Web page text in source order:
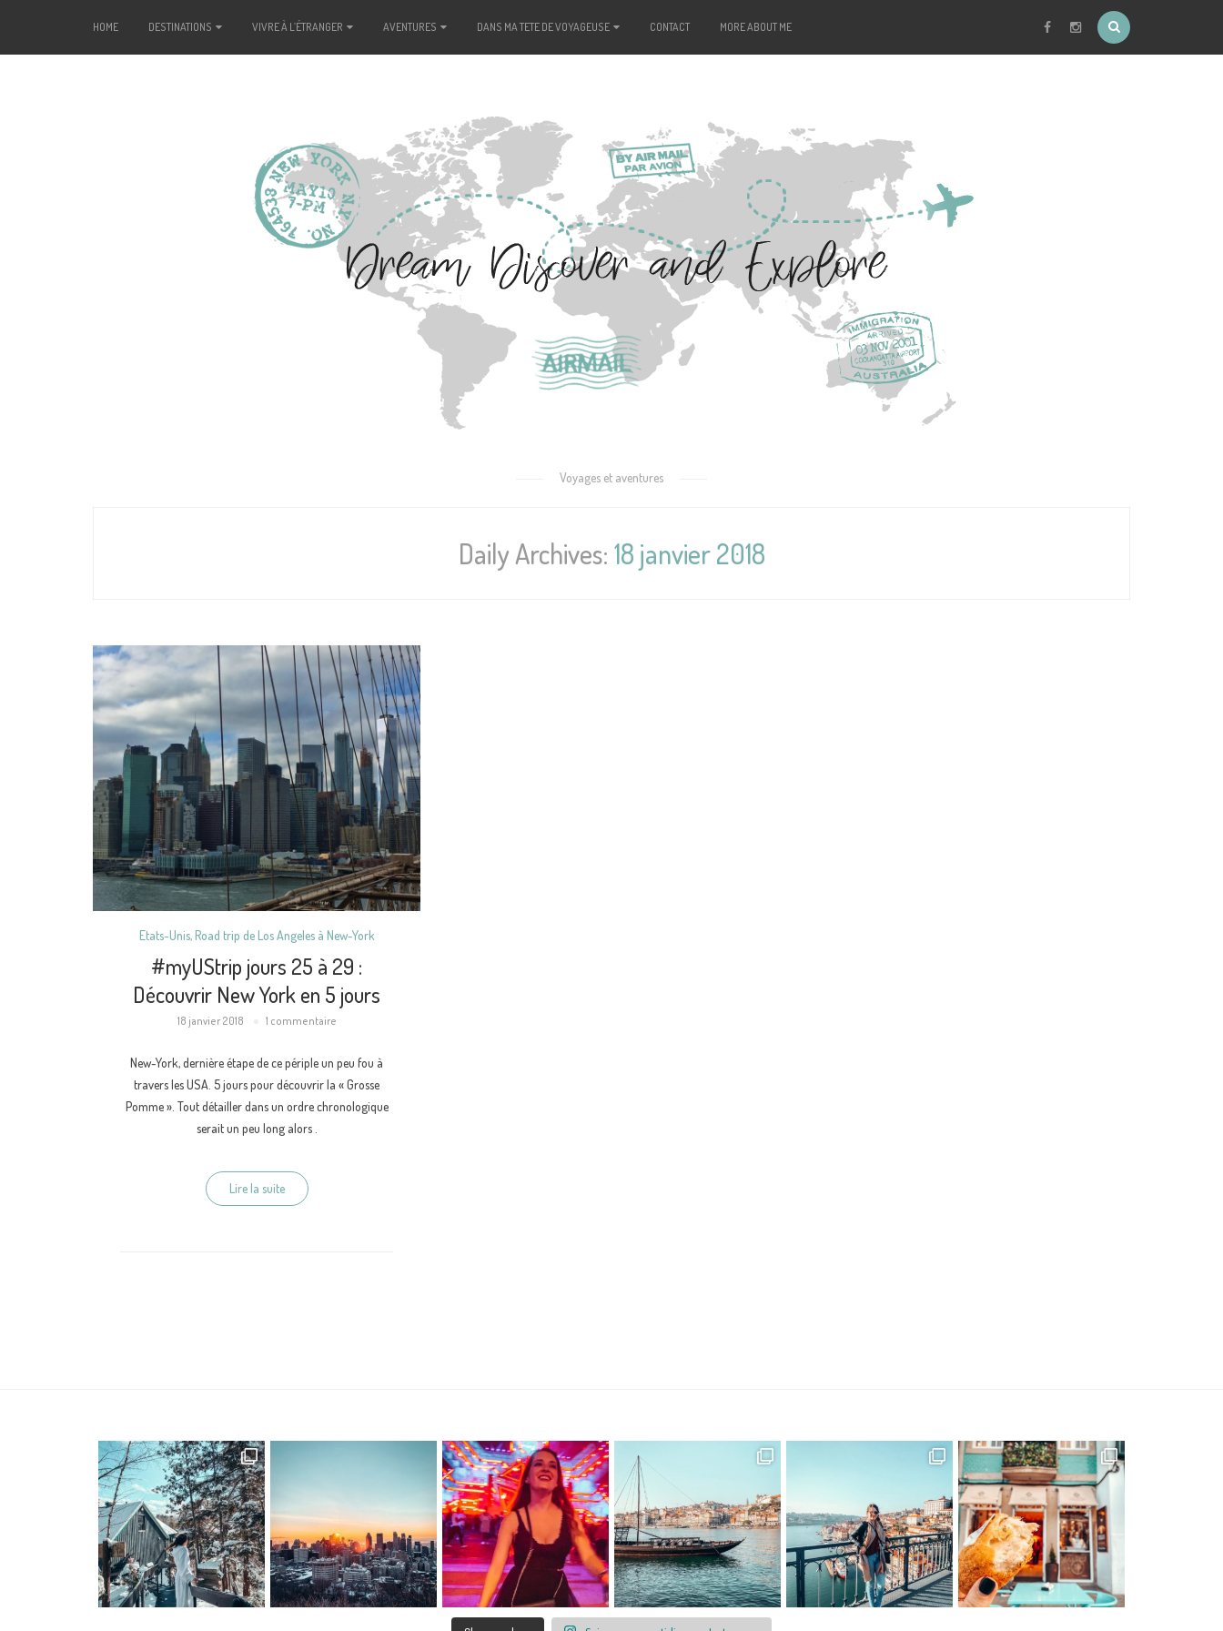
HOME DESTINATIONS VIVRE À L’ÉTRANGER AVENTURES DANS MA TETE DE VOYAGEUSE CONTACT MORE ABOUT ME
Voyages et aventures
Daily Archives: 18 janvier 2018
Etats-Unis, Road trip de Los Angeles à New-York
#myUStrip jours 25 à 29 :
Découvrir New York en 5 jours
18 janvier 2018 1 commentaire
New-York, dernière étape de ce périple un peu fou à
travers les USA. 5 jours pour découvrir la « Grosse
Pomme ». Tout détailler dans un ordre chronologique
serait un peu long alors .
Lire la suite